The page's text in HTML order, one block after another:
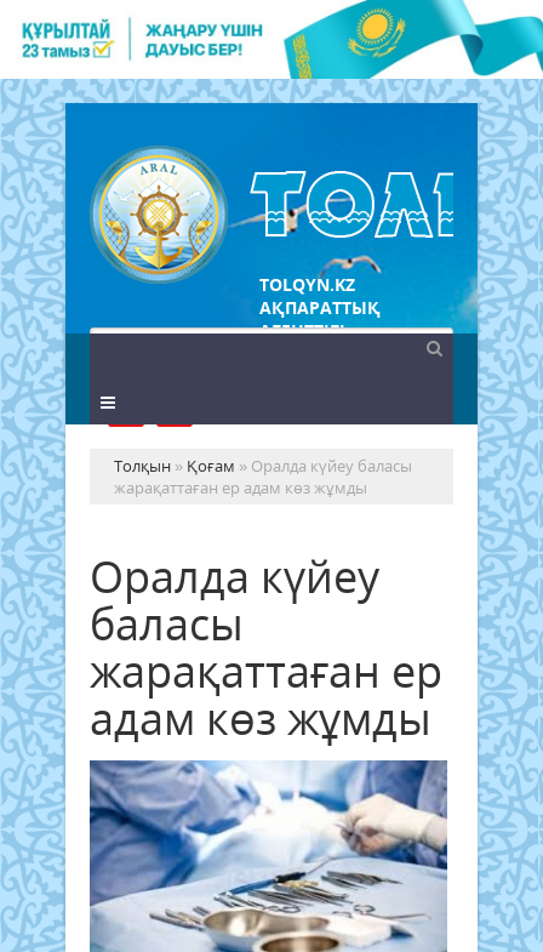
TOLQYN.KZ
АҚПАРАТТЫҚ
АГЕНТТІГІ
Толқын » Қоғам » Оралда күйеу баласы
жарақаттаған ер адам көз жұмды
Оралда күйеу
баласы
жарақаттаған ер
адам көз жұмды